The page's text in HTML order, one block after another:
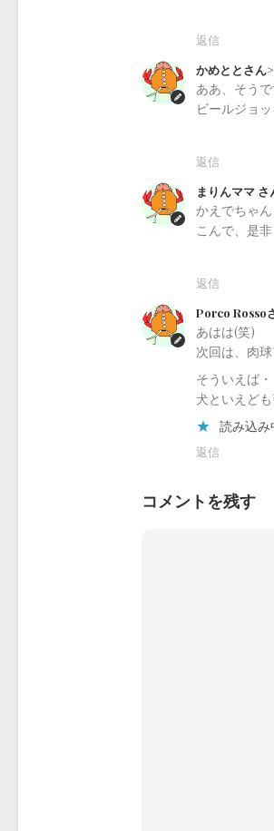
返信
かめととさん
ああ、そうで
ビールジョ
返信
まりんママ
かえでちゃ
こんで、是
返信
Porco Rosso
あはは(笑)
次回は、肉
そういえば
犬といえど
読み込
返信
コメントを残す